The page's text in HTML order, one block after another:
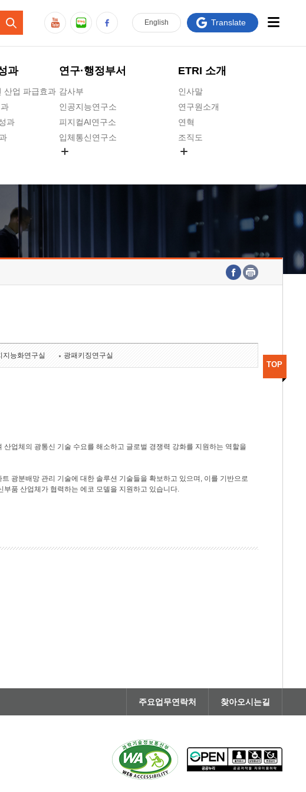
과
산업 파급효과
과
연구·행정부서
감사부
인공지능연구소
피지컬AI연구소
입체통신연구소
호남권연구본부
기획본부
ETRI 소개
인사말
연구원소개
연혁
조직도
연구원 고객헌장
주요업무연락처
English Translate
지능화연구실 광패키징연구실
업체의 광통신 기술 수요를 해소하고 글로벌 경쟁력 강화를 지원하는 역할을
광분배망 관리 기술에 대한 솔루션 기술들을 확보하고 있으며, 이를 기반으로
품 산업체가 협력하는 에코 모델을 지원하고 있습니다.
TOP
주요업무연락처 찾아오시는길